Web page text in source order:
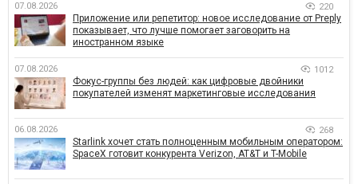
07.08.2026 220
Приложение или репетитор: новое исследование от Preply
показывает, что лучше помогает заговорить на
иностранном языке
07.08.2026 1012
Фокус-группы без людей: как цифровые двойники
покупателей изменят маркетинговые исследования
06.08.2026 268
Starlink хочет стать полноценным мобильным оператором:
SpaceX готовит конкурента Verizon, AT&T и T-Mobile